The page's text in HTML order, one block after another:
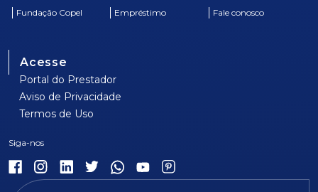
Fundação Copel Empréstimo Fale conosco
Acesse
Portal do Prestador
Aviso de Privacidade
Termos de Uso